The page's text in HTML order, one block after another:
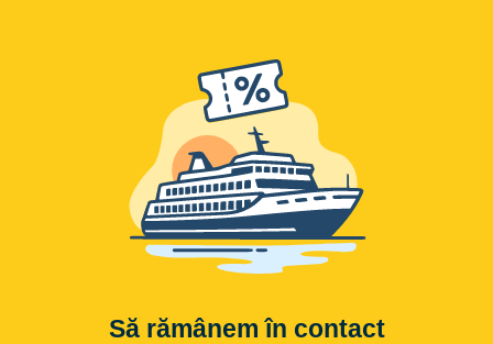
Să rămânem în contact